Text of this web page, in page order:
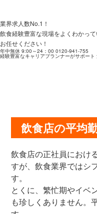
業界求人数No.1！
飲食経験豊富な現場をよくわかっ
お任せください！
年中無休 9:00～24：00 0120-941-755
経験豊富なキャリアプランナーがサポート
飲食店の平均
飲食店の正社員におけ
すが、飲食業界ではシ
す。
とくに、繁忙期やイベ
も珍しくありません。